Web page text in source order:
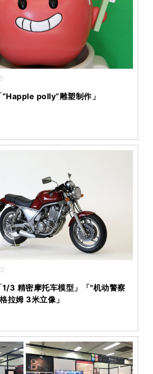
polly”雕塑制作」
1/3 精密摩托车模型」「"机动警察
拉姆 3米立像」